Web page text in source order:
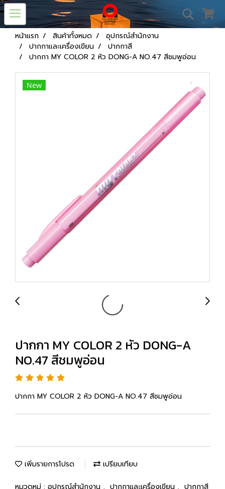
หน้าแรก สินค้าทั้งหมด
อุปกรณ์สำนักงาน
ปากกาและเครื่องเขียน
ปากกาสี
ปากกา MY COLOR 2 หัว DONG-A NO.47 สีชมพูอ่อน
New
ปากกา MY COLOR 2 หัว DONG-A
NO.47 สีชมพูอ่อน
ปากกา MY COLOR 2 หัว DONG-A NO.47 สีชมพูอ่อน
เพิ่มรายการโปรด เปรียบเทียบ
หมวดหมู่ : อุปกรณ์สำนักงาน , ปากกาและเครื่องเขียน , ปากกาสี